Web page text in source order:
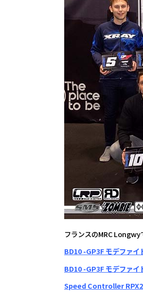
フランスのMRC Longwy
BD10 -GP3F モデファ
BD10 -GP3F モデファ
Speed Controller